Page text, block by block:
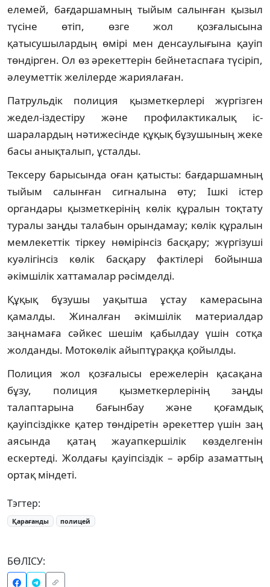
елемей, бағдаршамның тыйым салынған қызыл
түсіне өтіп, өзге жол қозғалысына
қатысушылардың өмірі мен денсаулығына қауіп
төндірген. Ол өз әрекеттерін бейнетаспаға түсіріп,
әлеуметтік желілерде жариялаған.
Патрульдік полиция қызметкерлері жүргізген
жедел-іздестіру және профилактикалық іс-
шаралардың нәтижесінде құқық бұзушының жеке
басы анықталып, ұсталды.
Тексеру барысында оған қатысты: бағдаршамның
тыйым салынған сигналына өту; Ішкі істер
органдары қызметкерінің көлік құралын тоқтату
туралы заңды талабын орындамау; көлік құралын
мемлекеттік тіркеу нөмірінсіз басқару; жүргізуші
куәлігінсіз көлік басқару фактілері бойынша
әкімшілік хаттамалар рәсімделді.
Құқық бұзушы уақытша ұстау камерасына
қамалды. Жиналған әкімшілік материалдар
заңнамаға сәйкес шешім қабылдау үшін сотқа
жолданды. Мотокөлік айыптұраққа қойылды.
Полиция жол қозғалысы ережелерін қасақана
бұзу, полиция қызметкерлерінің заңды
талаптарына бағынбау және қоғамдық
қауіпсіздікке қатер төндіретін әрекеттер үшін заң
аясында қатаң жауапкершілік көзделгенін
ескертеді. Жолдағы қауіпсіздік – әрбір азаматтың
ортақ міндеті.
Тэгтер:
Қарағанды полицей
БӨЛІСУ: